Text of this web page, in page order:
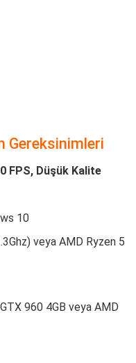
Gereksinimleri
FPS, Düşük Kalite
10
veya AMD Ryzen 5
960 4GB veya AMD